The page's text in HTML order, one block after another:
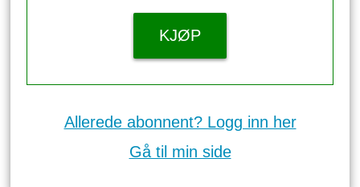
KJØP
Allerede abonnent? Logg inn her
Gå til min side